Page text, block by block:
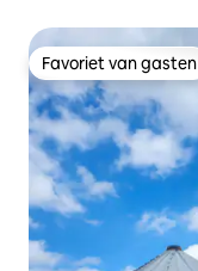
Favoriet van gasten
Favoriet van gasten